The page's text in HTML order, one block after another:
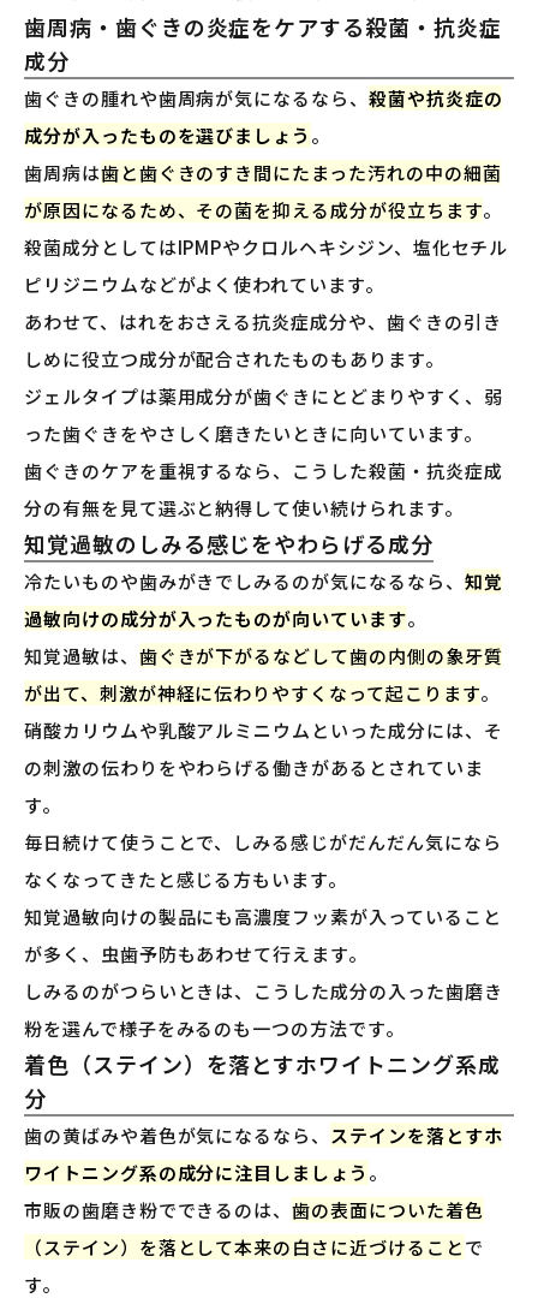
歯周病・歯ぐきの炎症をケアする殺菌・抗炎症
成分
歯ぐきの腫れや歯周病が気になるなら、 殺菌や抗炎症の
成分が入ったものを選びましょう 。
歯周病は歯と歯ぐきのすき間にたまった汚れの中の細菌
が原因になるため、その菌を抑える成分が役立ちます。
殺菌成分としてはIPMPやクロルヘキシジン、塩化セチル
ピリジニウムなどがよく使われています。
あわせて、はれをおさえる抗炎症成分や、歯ぐきの引き
しめに役立つ成分が配合されたものもあります。
ジェルタイプは薬用成分が歯ぐきにとどまりやすく、弱
った歯ぐきをやさしく磨きたいときに向いています。
歯ぐきのケアを重視するなら、こうした殺菌・抗炎症成
分の有無を見て選ぶと納得して使い続けられます。
知覚過敏のしみる感じをやわらげる成分
冷たいものや歯みがきでしみるのが気になるなら、 知覚
過敏向けの成分が入ったものが向いています。
知覚過敏は、 歯ぐきが下がるなどして歯の内側の象牙質
が出て、刺激が神経に伝わりやすくなって起こります。
硝酸カリウムや乳酸アルミニウムといった成分には、そ
の刺激の伝わりをやわらげる働きがあるとされていま
す。
毎日続けて使うことで、しみる感じがだんだん気になら
なくなってきたと感じる方もいます。
知覚過敏向けの製品にも高濃度フッ素が入っていること
が多く、虫歯予防もあわせて行えます。
しみるのがつらいときは、こうした成分の入った歯磨き
粉を選んで様子をみるのも一つの方法です。
着色（ステイン）を落とすホワイトニング系成
分
歯の黄ばみや着色が気になるなら、 ステインを落とすホ
ワイトニング系の成分に注目しましょう 。
市販の歯磨き粉でできるのは、歯の表面についた着色
（ステイン）を落として本来の白さに近づけることで
す。